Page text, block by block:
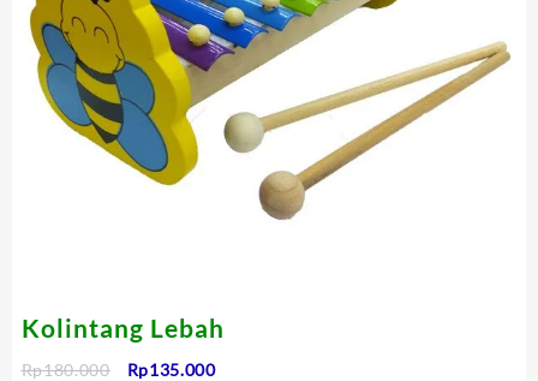
Kolintang Lebah
Rp180.000
Harga
Rp135.000Harga